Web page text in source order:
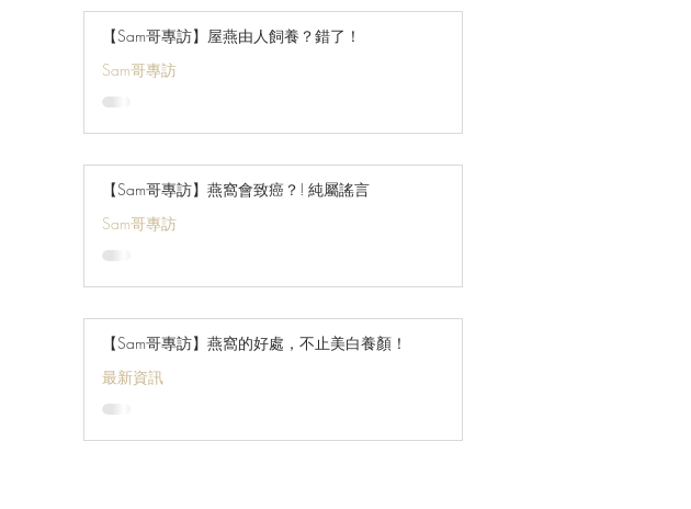
【Sam哥專訪】屋燕由人飼養？錯了！
Sam哥專訪
【Sam哥專訪】燕窩會致癌？! 純屬謠言
Sam哥專訪
【Sam哥專訪】燕窩的好處，不止美白養顏！
最新資訊